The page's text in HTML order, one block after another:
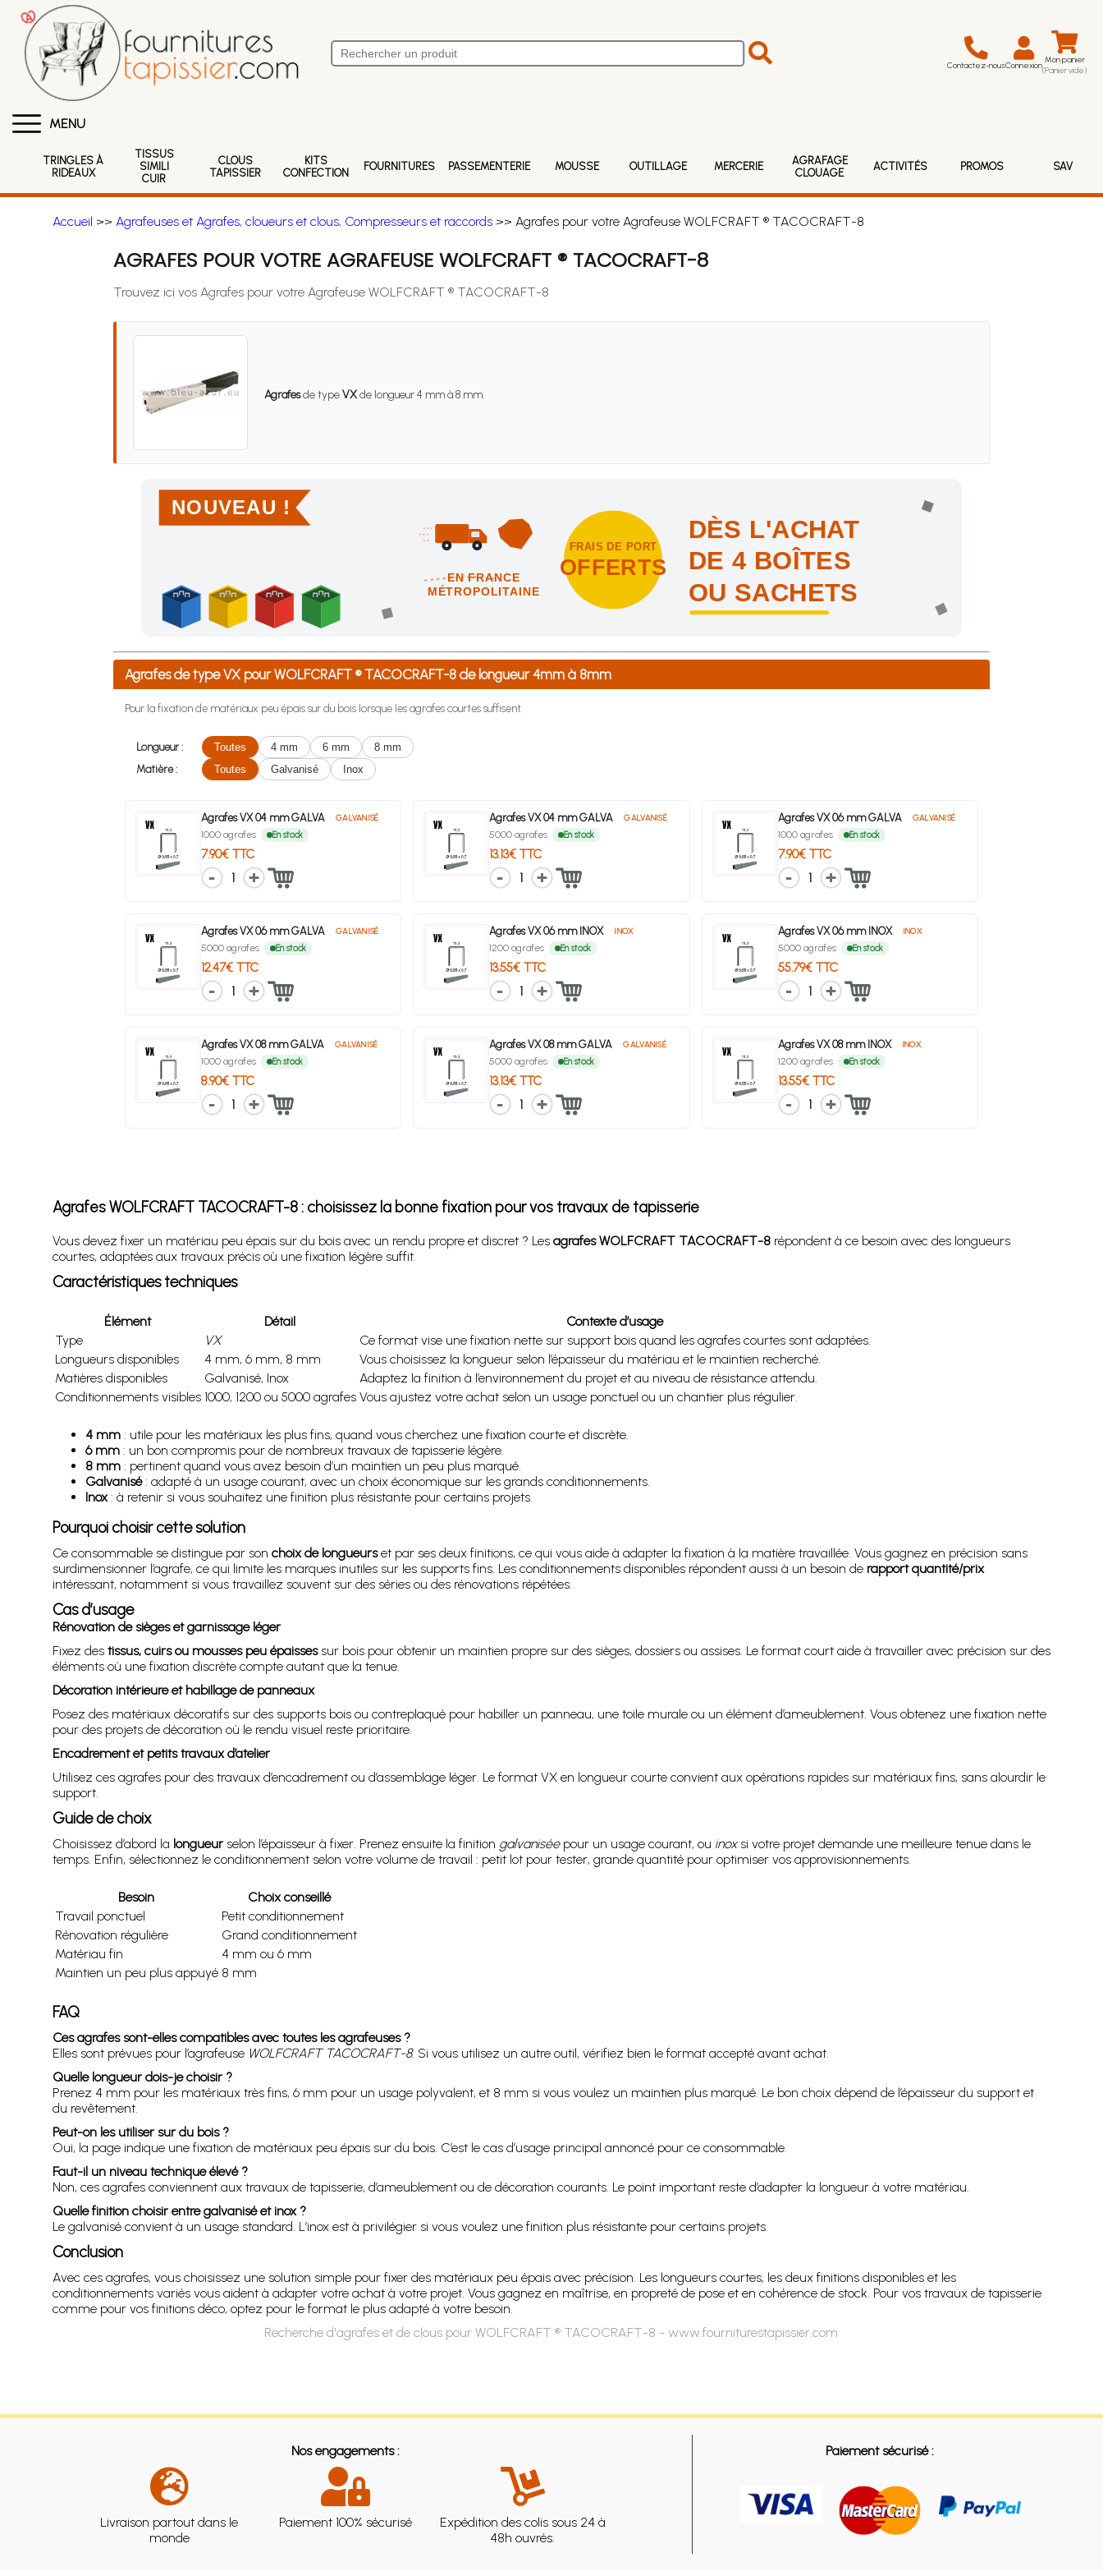
Contactez-nousConnexion Mon panier
(Panier vide)
MENU
TRINGLES À
RIDEAUX
TISSUS
SIMILI
CUIR
CLOUS
TAPISSIER
KITS
CONFECTION
FOURNITURES PASSEMENTERIE MOUSSE OUTILLAGE MERCERIE
AGRAFAGE
CLOUAGE
ACTIVITÉS PROMOS SAV
Accueil >> Agrafeuses et Agrafes, cloueurs et clous, Compresseurs et raccords>> Agrafes pour votre Agrafeuse WOLFCRAFT ® TACOCRAFT-8
AGRAFES POUR VOTRE AGRAFEUSE WOLFCRAFT ® TACOCRAFT-8
Trouvez ici vos Agrafes pour votre Agrafeuse WOLFCRAFT ® TACOCRAFT-8
Agrafesde typeVXde longueur 4 mm à 8 mm.
NOUVEAU !
EN FRANCE
MÉTROPOLITAINE
FRAIS DE PORT
OFFERTS
DÈS L'ACHAT
DE 4 BOÎTES
OU SACHETS
Achetez 4 sachets ou boîtes d'agrafes ou de pointes et nous vous offrons les frais de port en France métropolitaine !
Agrafes de type VX pour WOLFCRAFT ® TACOCRAFT-8 de longueur 4mm à 8mm
Pour la fixation de matériaux peu épais sur du bois lorsque les agrafes courtes suffisent.
Longueur : Toutes 4 mm 6 mm
8 mm
Matière :
Toutes Galvanisé Inox
Agrafes VX 04 mm GALVA GALVANISÉ
1000 agrafes En stock
7.90€ TTC
1
Agrafes VX 04 mm GALVA GALVANISÉ
5000 agrafes En stock
13.13€ TTC
1
Agrafes VX 06 mm GALVA GALVANISÉ
1000 agrafes En stock
7.90€ TTC
1
Agrafes VX 06 mm GALVA GALVANISÉ
5000 agrafes En stock
12.47€ TTC
1
Agrafes VX 06 mm INOX INOX
1200 agrafes En stock
13.55€ TTC
1
Agrafes VX 06 mm INOX INOX
5000 agrafes En stock
55.79€ TTC
1
Agrafes VX 08 mm GALVA GALVANISÉ
1000 agrafes En stock
8.90€ TTC
1
Agrafes VX 08 mm GALVA GALVANISÉ
5000 agrafes En stock
13.13€ TTC
1
Agrafes VX 08 mm INOX INOX
1200 agrafes En stock
13.55€ TTC
1
Agrafes WOLFCRAFT TACOCRAFT-8 : choisissez la bonne fixation pour vos travaux de tapisserie
Vous devez fixer un matériau peu épais sur du bois avec un rendu propre et discret ? Les agrafes WOLFCRAFT TACOCRAFT-8répondent à ce besoin avec des longueurs
courtes, adaptées aux travaux précis où une fixation légère suffit.
Caractéristiques techniques
Élément Détail
Contexte d’usage
Type
VX
Ce format vise une fixation nette sur support bois quand les agrafes courtes sont adaptées.
Longueurs disponibles
4 mm, 6 mm, 8 mm
Vous choisissez la longueur selon l’épaisseur du matériau et le maintien recherché.
Matières disponibles
Galvanisé, Inox
Adaptez la finition à l’environnement du projet et au niveau de résistance attendu.
Conditionnements visibles 1000, 1200 ou 5000 agrafes Vous ajustez votre achat selon un usage ponctuel ou un chantier plus régulier.
4 mm: utile pour les matériaux les plus fins, quand vous cherchez une fixation courte et discrète.
6 mm: un bon compromis pour de nombreux travaux de tapisserie légère.
8 mm: pertinent quand vous avez besoin d’un maintien un peu plus marqué.
Galvanisé: adapté à un usage courant, avec un choix économique sur les grands conditionnements.
Inox: à retenir si vous souhaitez une finition plus résistante pour certains projets.
Pourquoi choisir cette solution
Ce consommable se distingue par son choix de longueurset par ses deux finitions, ce qui vous aide à adapter la fixation à la matière travaillée. Vous gagnez en précision sans
surdimensionner l’agrafe, ce qui limite les marques inutiles sur les supports fins. Les conditionnements disponibles répondent aussi à un besoin de rapport quantité/prix
intéressant, notamment si vous travaillez souvent sur des séries ou des rénovations répétées.
Cas d’usage
Rénovation de sièges et garnissage léger
Fixez des tissus, cuirs ou mousses peu épaissessur bois pour obtenir un maintien propre sur des sièges, dossiers ou assises. Le format court aide à travailler avec précision sur des
éléments où une fixation discrète compte autant que la tenue.
Décoration intérieure et habillage de panneaux
Posez des matériaux décoratifs sur des supports bois ou contreplaqué pour habiller un panneau, une toile murale ou un élément d’ameublement. Vous obtenez une fixation nette
pour des projets de décoration où le rendu visuel reste prioritaire.
Encadrement et petits travaux d’atelier
Utilisez ces agrafes pour des travaux d’encadrement ou d’assemblage léger. Le format VX en longueur courte convient aux opérations rapides sur matériaux fins, sans alourdir le
support.
Guide de choix
Choisissez d’abord la longueurselon l’épaisseur à fixer. Prenez ensuite la finition galvaniséepour un usage courant, ou inoxsi votre projet demande une meilleure tenue dans le
temps. Enfin, sélectionnez le conditionnement selon votre volume de travail : petit lot pour tester, grande quantité pour optimiser vos approvisionnements.
Besoin
Choix conseillé
Travail ponctuel
Petit conditionnement
Rénovation régulière
Grand conditionnement
Matériau fin
4 mm ou 6 mm
Maintien un peu plus appuyé 8 mm
FAQ
Ces agrafes sont-elles compatibles avec toutes les agrafeuses ?
Elles sont prévues pour l’agrafeuse WOLFCRAFT TACOCRAFT-8. Si vous utilisez un autre outil, vérifiez bien le format accepté avant achat.
Quelle longueur dois-je choisir ?
Prenez 4 mm pour les matériaux très fins, 6 mm pour un usage polyvalent, et 8 mm si vous voulez un maintien plus marqué. Le bon choix dépend de l’épaisseur du support et
du revêtement.
Peut-on les utiliser sur du bois ?
Oui, la page indique une fixation de matériaux peu épais sur du bois. C’est le cas d’usage principal annoncé pour ce consommable.
Faut-il un niveau technique élevé ?
Non, ces agrafes conviennent aux travaux de tapisserie, d’ameublement ou de décoration courants. Le point important reste d’adapter la longueur à votre matériau.
Quelle finition choisir entre galvanisé et inox ?
Le galvanisé convient à un usage standard. L’inox est à privilégier si vous voulez une finition plus résistante pour certains projets.
Conclusion
Avec ces agrafes, vous choisissez une solution simple pour fixer des matériaux peu épais avec précision. Les longueurs courtes, les deux finitions disponibles et les
conditionnements variés vous aident à adapter votre achat à votre projet. Vous gagnez en maîtrise, en propreté de pose et en cohérence de stock. Pour vos travaux de tapisserie
comme pour vos finitions déco, optez pour le format le plus adapté à votre besoin.
Recherche d'agrafes et de clous pour WOLFCRAFT ® TACOCRAFT-8 - www.fourniturestapissier.com
Nos engagements :
Livraison partout dans le
monde
Paiement 100% sécurisé
Expédition des colis sous 24 à
48h ouvrés.
Paiement sécurisé :